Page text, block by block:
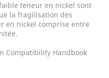
teneur en nickel sont
la fragilisation des
en nickel comprise entre
Compatibility Handbook